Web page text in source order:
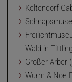
Keltendorf
Wald in Tittling
Großer Arber
Wurm & Noe